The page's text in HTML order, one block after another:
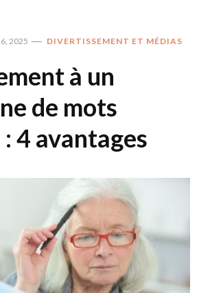
2025 DIVERTISSEMENT ET MÉDIAS
à un
de mots
4 avantages